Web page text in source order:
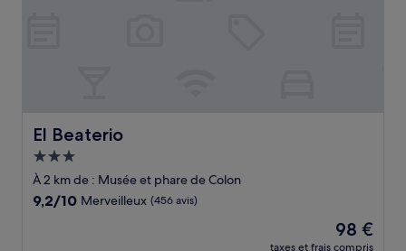
El Beaterio
El Beaterio
Hébergement
3.0 étoiles
À 2 km de : Musée et phare de Colon
9.2
9,2/10 Merveilleux (456 avis)
Le
nouveau
98 €
taxes et frais compris